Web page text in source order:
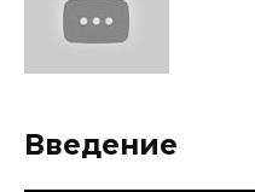
Введение